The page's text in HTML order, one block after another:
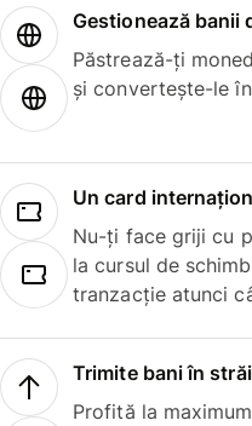
Gestionează banii
Păstrează-ți
și convertește-le
Un card
Nu-ți face griji cu
la cursul de
tranzacție atunci
Trimite bani în
Profită la